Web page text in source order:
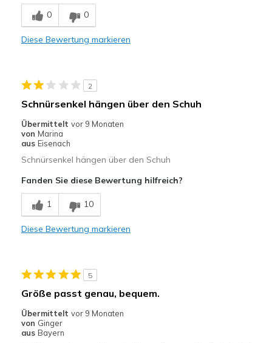
Nachteile
Nutzen schnell ab
Geeignete Verwendung
Auf der Arbeit
Freizeitkleidung
Breite
Passen genau
Meine Meinung zu Schuhen
Ich liebe Schuhe
0 0
Diese Bewertung markieren
2
Schnürsenkel hängen über den Schuh
Übermittelt vor 9 Monaten
von Marina
aus Eisenach
Schnürsenkel hängen über den Schuh
Fanden Sie diese Bewertung hilfreich?
1 10
Diese Bewertung markieren
5
Größe passt genau, bequem.
Übermittelt vor 9 Monaten
von Ginger
aus Bayern